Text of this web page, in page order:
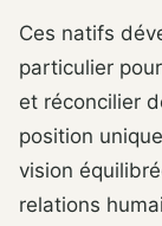
Ces natifs
particulier
et réconcilier
position
vision
relations